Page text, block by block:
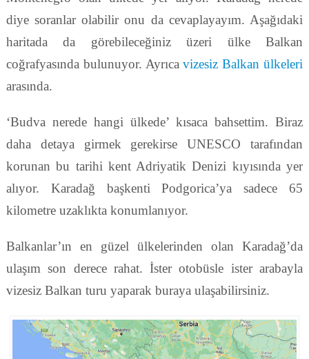
diye soranlar olabilir onu da cevaplayayım. Aşağıdaki
haritada da görebileceğiniz üzeri ülke Balkan
coğrafyasında bulunuyor. Ayrıcavizesiz Balkan ülkeleri
arasında.
‘Budva nerede hangi ülkede’ kısaca bahsettim. Biraz
daha detaya girmek gerekirse UNESCO tarafından
korunan bu tarihi kent Adriyatik Denizi kıyısında yer
alıyor. Karadağ başkenti Podgorica’ya sadece 65
kilometre uzaklıkta konumlanıyor.
Balkanlar’ın en güzel ülkelerinden olan Karadağ’da
ulaşım son derece rahat. İster otobüsle ister arabayla
vizesiz Balkan turu yaparak buraya ulaşabilirsiniz.